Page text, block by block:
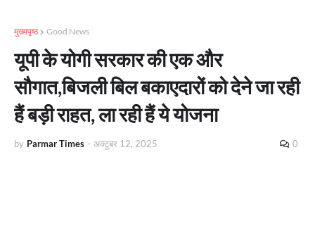
मुख्यपृष्ठ Good News
यूपी के योगी सरकार की एक और
सौगात,बिजली बिल बकाएदारों को देने जा रही
हैं बड़ी राहत, ला रही हैं ये योजना
by Parmar Times - अक्टूबर 12, 2025 0